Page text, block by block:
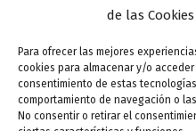
de las Cookies
Para ofrecer las mejores
cookies para almacenar y/o
consentimiento de estas
comportamiento de navegación o
No consentir o retirar el
Charla-
en el relato de las
al libro «Hijos del
ensutinta/1 abril, 2021
Valladolid Letraherido
libro «Hijos del carbón»